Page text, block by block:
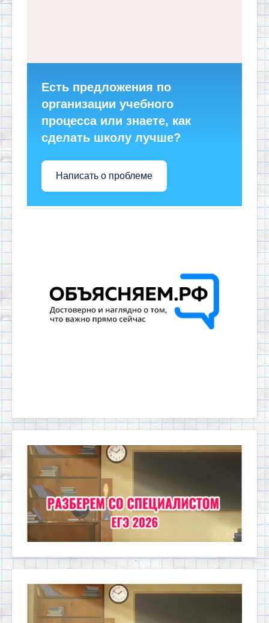
Есть предложения по
организации учебного
процесса или знаете, как
сделать школу лучше?
Написать о проблеме